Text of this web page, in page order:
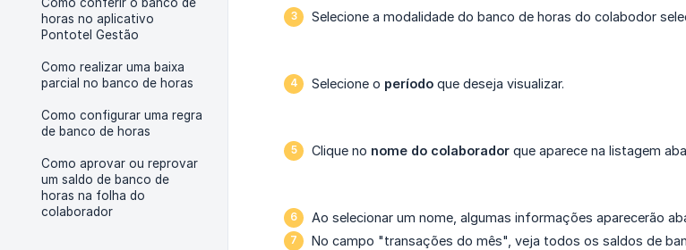
horas no aplicativo
Pontotel Gestão
Como realizar uma baixa
parcial no banco de horas
Como configurar uma regra
de banco de horas
Como aprovar ou reprovar
um saldo de banco de
horas na folha do
colaborador
Selecione a modalidade do banco de horas do colabodor
Selecione o período que deseja visualizar.
Clique no nome do colaborador que aparece na listagem
Ao selecionar um nome, algumas informações aparecerão
No campo "transações do mês", veja todos os saldos de